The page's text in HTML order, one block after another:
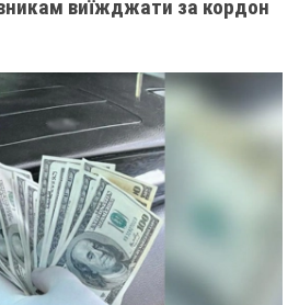
виїжджати за кордон